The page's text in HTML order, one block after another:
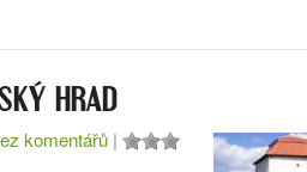
HRAD
komentářů |